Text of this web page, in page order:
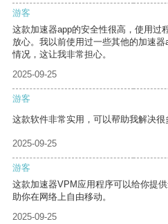
游客
这款加速器app的安全性很高，使用过
放心。我以前使用过一些其他的加速
情况，这让我非常担心。
2025-09-25
游客
这款软件非常实用，可以帮助我解决很
2025-09-25
游客
这款加速器VPM应用程序可以给你提
助你在网络上自由移动。
2025-09-25